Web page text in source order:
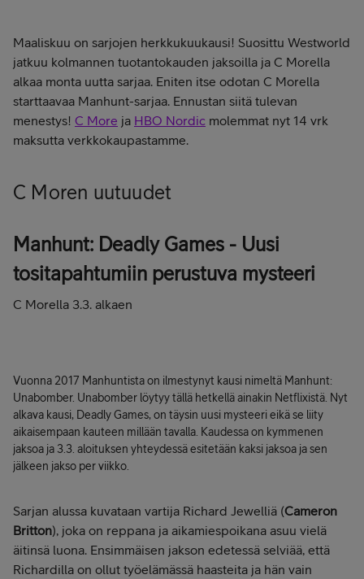
Maaliskuu on sarjojen herkkukuukausi! Suosittu Westworld
jatkuu kolmannen tuotantokauden jaksoilla ja C Morella
alkaa monta uutta sarjaa. Eniten itse odotan C Morella
starttaavaa Manhunt-sarjaa. Ennustan siitä tulevan
menestys! C More ja HBO Nordic molemmat nyt 14 vrk
maksutta verkkokaupastamme.
C Moren uutuudet
Manhunt: Deadly Games - Uusi
tositapahtumiin perustuva mysteeri
C Morella 3.3. alkaen
Vuonna 2017 Manhuntista on ilmestynyt kausi nimeltä Manhunt:
Unabomber. Unabomber löytyy tällä hetkellä ainakin Netflixistä. Nyt
alkava kausi, Deadly Games, on täysin uusi mysteeri eikä se liity
aikaisempaan kauteen millään tavalla. Kaudessa on kymmenen
jaksoa ja 3.3. aloituksen yhteydessä esitetään kaksi jaksoa ja sen
jälkeen jakso per viikko.
Sarjan alussa kuvataan vartija Richard Jewelliä (Cameron
Britton), joka on reppana ja aikamiespoikana asuu vielä
äitinsä luona. Ensimmäisen jakson edetessä selviää, että
Richardilla on ollut työelämässä haasteita ja hän vain